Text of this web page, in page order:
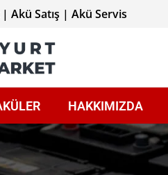
Akü Satış | Akü Servis
HAKKIMIZDA